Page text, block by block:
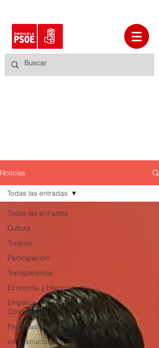
Noticias
Todas las entradas
Cultura
Turismo
Participación
Transparencia
Economía y Hacienda
Empleo y
Contratación
Pedanías
Infraestructuras y
Todas las entradas